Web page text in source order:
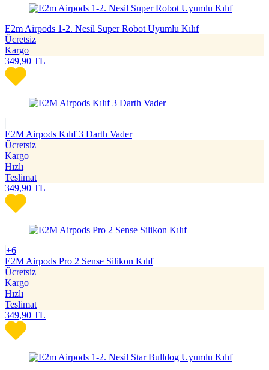
E2m Airpods 1-2. Nesil Super Robot Uyumlu Kılıf
Ücretsiz
Kargo
349,90 TL
E2M Airpods Kılıf 3 Darth Vader
Ücretsiz
Kargo
Hızlı
Teslimat
349,90 TL
+6
E2M Airpods Pro 2 Sense Silikon Kılıf
Ücretsiz
Kargo
Hızlı
Teslimat
349,90 TL